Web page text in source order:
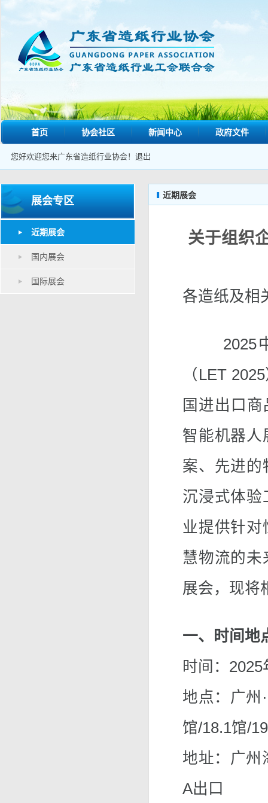
首页 协会社区 新闻中心 政府文件
您好欢迎您来广东省造纸行业协会！ 退出
展会专区
近期展会
国内展会
国际展会
近期展会
关于组织
各造纸及相
2025中
（LET
国进出口
智能机器人
案、先进的
沉浸式体验
业提供针
慧物流的未
展会，现将
一、时间地
时间：
地点：广州
馆/18.1馆/
地址：广州
A出口